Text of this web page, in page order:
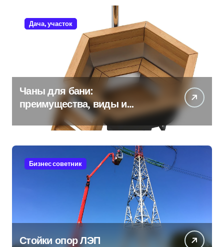
Дача, участок
Чаны для бани:
преимущества, виды и
особенности использования
Бизнес советник
Стойки опор ЛЭП